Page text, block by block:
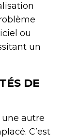
ou
un
DE
une autre
C’est